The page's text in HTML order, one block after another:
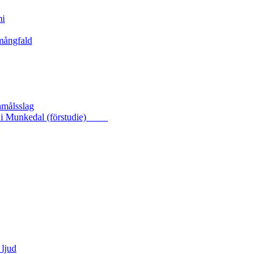
i Munkedal (förstudie)
ljud